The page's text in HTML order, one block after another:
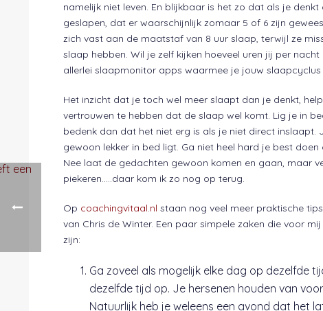
namelijk niet leven. En blijkbaar is het zo dat als je
geslapen, dat er waarschijnlijk zomaar 5 of 6 zijn
zich vast aan de maatstaf van 8 uur slaap, terwijl ze
slaap hebben. Wil je zelf kijken hoeveel uren jij per nacht
allerlei slaapmonitor apps waarmee je jouw slaapcyclus
Het inzicht dat je toch wel meer slaapt dan je denkt,
vertrouwen te hebben dat de slaap wel komt. Lig je in
bedenk dan dat het niet erg is als je niet direct inslaapt.
gewoon lekker in bed ligt. Ga niet heel hard je best
Nee laat de gedachten gewoon komen en gaan, maar
piekeren…..daar kom ik zo nog op terug.
Op coachingvitaal.nl staan nog veel meer praktische
van Chris de Winter. Een paar simpele zaken die voor
zijn:
Ga zoveel als mogelijk elke dag op dezelfde
dezelfde tijd op. Je hersenen houden van
Natuurlijk heb je weleens een avond dat het